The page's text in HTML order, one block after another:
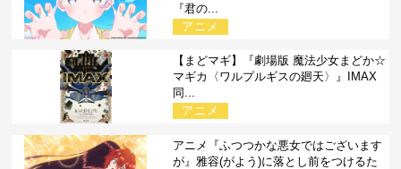
『君の...
アニメ
【まどマギ】『劇場版 魔法少女まどか☆
マギカ〈ワルプルギスの廻天〉』IMAX
同...
アニメ
アニメ『ふつつかな悪女ではございます
が』雅容(がよう)に落とし前をつけるた